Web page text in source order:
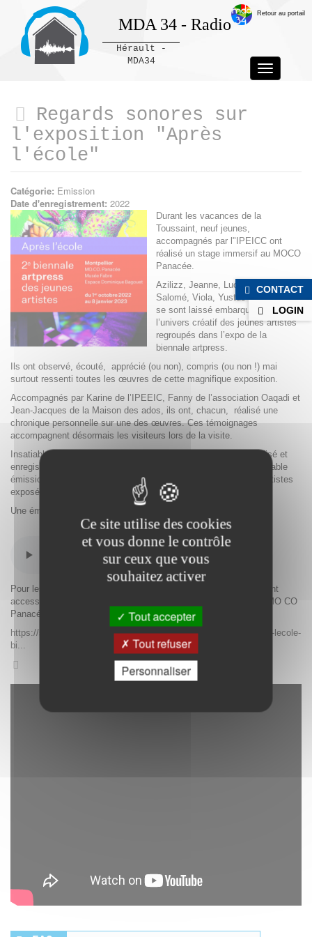
MDA 34 - Radio
Hérault -
MDA34
Toggle
navigation
Retour au portail
Regards sonores sur
l'exposition "Après
l'école"
Catégorie: Emission
Date d'enregistrement: 2022
Durant les vacances de la
Toussaint, neuf jeunes,
accompagnés par l"IPEICC ont
réalisé un stage immersif au MOCO
Panacée.
Azilizz, Jeanne, Lucile, Nino, Raph,
Salomé, Viola, Yustus et Zawadd
se sont laissé embarqués dans
l’univers créatif des jeunes artistes
regroupés dans l’expo de la
biennale artpress.
Ils ont observé, écouté, apprécié (ou non), compris (ou non !) mai
surtout ressenti toutes les œuvres de cette magnifique exposition.
Accompagnés par Karine de l’IPEEIC, Fanny de l’association Oaqadi et
Jean-Jacques de la Maison des ados, ils ont, chacun, réalisé une
chronique personnelle sur une des œuvres. Ces témoignages
accompagnent désormais les visiteurs lors de la visite.
Insatiables, enthousiastes et motivés, les jeunes ont aussi réalisé et
enregistré en public et dans les conditions du direct une remarquable
émission sur cette expo, interviewant notamment deux jeunes artistes
exposés et une curatrice de l’exposition.
Une émission à découvrir ici.
Pour les curieux qui souhaitent entendre les chroniques, elles sont
accessibles via un QR code devant les œuvres accrochées au MO CO
Panacée mais aussi directement le Sound cloud du musée ici :
https://soundcloud.com/moco-mediation/sets/visite-sonore-apres-lecole-
bi...
NOTRE CHAINE ADOLESCENT
CONTACT
LOGIN
Ce site utilise des cookies
et vous donne le contrôle
sur ceux que vous
souhaitez activer
Tout accepter
Tout refuser
Personnaliser